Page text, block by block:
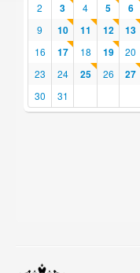
2 3 4 5 6
9
10 11 12 13
16 17 18 19 20
23
24 25 26 27
30
31